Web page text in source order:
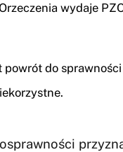
wydaje
powrót do